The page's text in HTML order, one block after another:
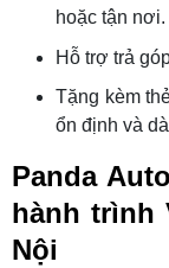
hoặc tận nơi.
Hỗ trợ trả
Tặng kèm
ổn định và
Panda
hành trình
Nội